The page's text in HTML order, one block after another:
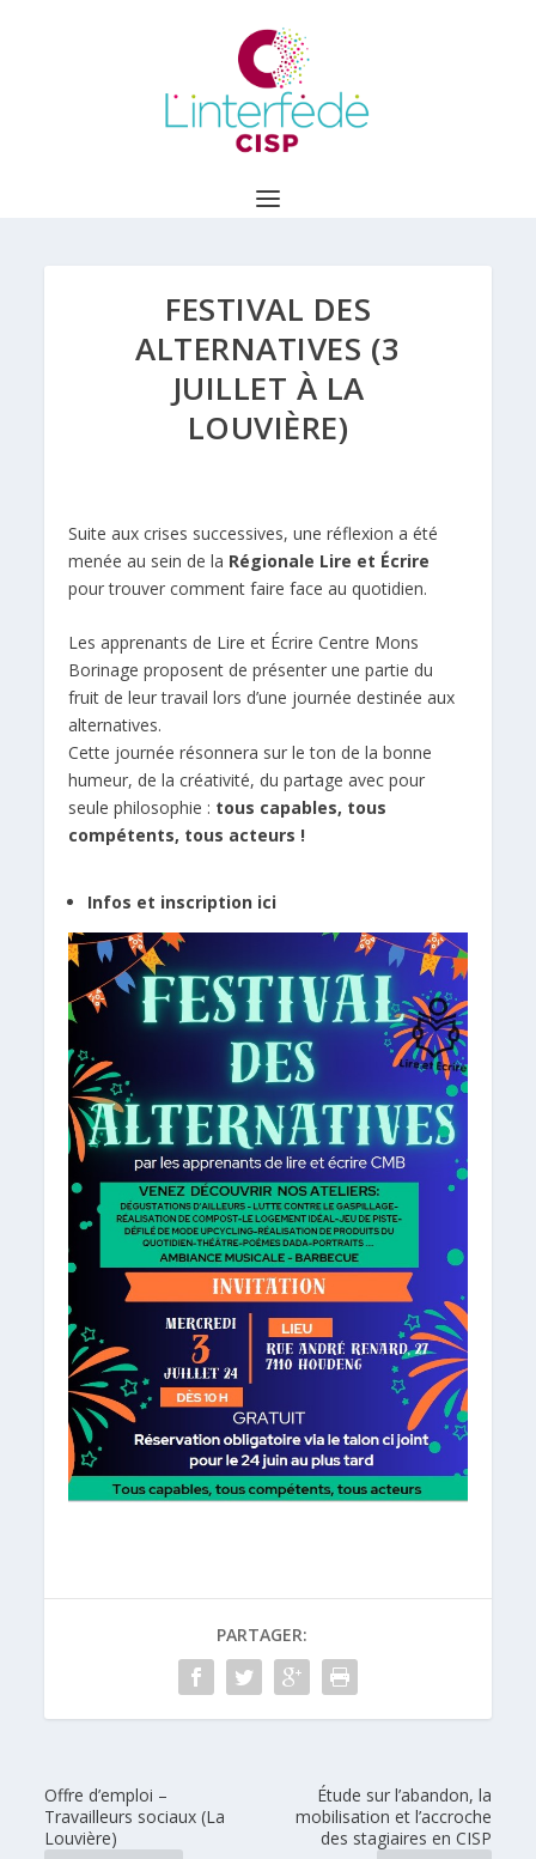
FESTIVAL DES
ALTERNATIVES (3
JUILLET À LA
LOUVIÈRE)
Suite aux crises successives, une réflexion a été
menée au sein de la Régionale Lire et Écrire
pour trouver comment faire face au quotidien.
Les apprenants de Lire et Écrire Centre Mons
Borinage proposent de présenter une partie du
fruit de leur travail lors d’une journée destinée aux
alternatives.
Cette journée résonnera sur le ton de la bonne
humeur, de la créativité, du partage avec pour
seule philosophie : tous capables, tous
compétents, tous acteurs !
Infos et inscription ici
PARTAGER:
Offre d’emploi –
Travailleurs sociaux (La
Louvière)
Étude sur l’abandon, la
mobilisation et l’accroche
des stagiaires en CISP